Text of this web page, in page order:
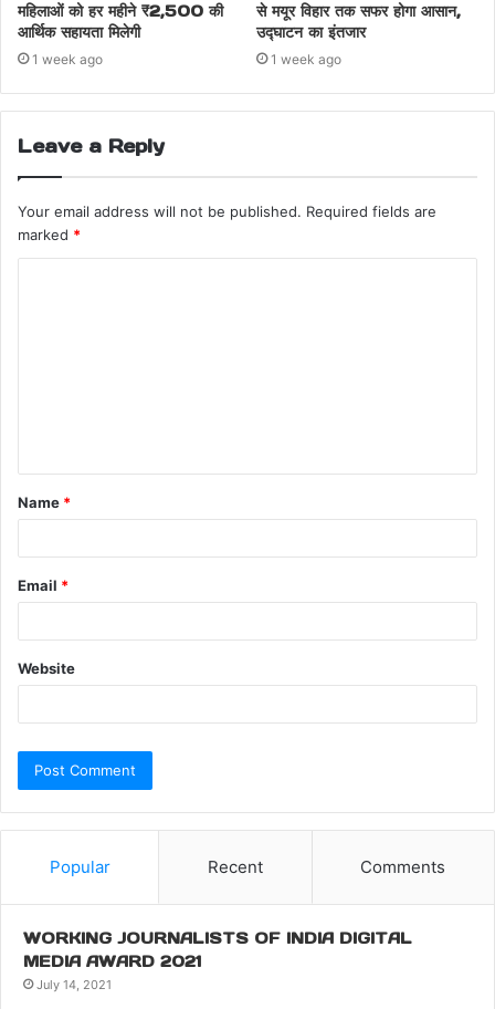
महिलाओं को हर महीने ₹2,500 की
आर्थिक सहायता मिलेगी
1 week ago
से मयूर विहार तक सफर होगा आसान,
उद्घाटन का इंतजार
1 week ago
Leave a Reply
Your email address will not be published. Required fields are
marked *
Name *
Email *
Website
Popular Recent Comments
WORKING JOURNALISTS OF INDIA DIGITAL
MEDIA AWARD 2021
July 14, 2021